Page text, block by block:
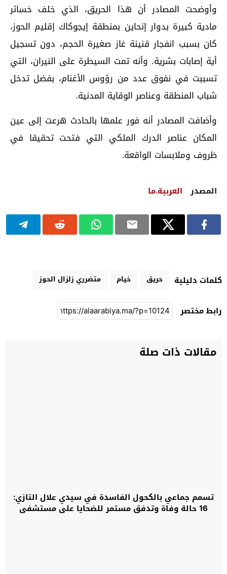
وأوضحت المصادر أن هذا الحريق، الذي خلف خسائر
مادية كبيرة بدوار إنحاين بمنطقة إيجوكاك إقليم الحوز،
كان بسبب انفجار قنينة غاز صغيرة الحجم، دون تسجيل
أية إصابات بشرية. وأنه تمت السيطرة على النيران، التي
تسببت في نفوق عدد من رؤوس الأغنام، بفضل تدخل
شباب المنطقة وعناصر الوقاية المدنية.
وأضافت المصادر أنه فور علمها بالحادث هرعت إلى عين
المكان عناصر الدرك الملكي التي فتحت تحقيقا في
ظروف وملابسات الواقعة.
المصدر العربية.ما
كلمات دليلية حريق خيام متضرري زلزال الحوز
رابط مختصر
مقالات ذات صلة
تسمم جماعي بالكحول الفاسدة في سيدي علال التازي:
16 حالة وفاة وتدفق مستمر للضحايا على مستشفى